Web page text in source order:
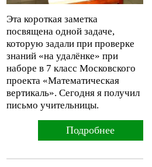
Эта короткая заметка
посвящена одной задаче,
которую задали при проверке
знаний «на удалёнке» при
наборе в 7 класс Московского
проекта «Математическая
вертикаль». Сегодня я получил
письмо учительницы.
Подробнее